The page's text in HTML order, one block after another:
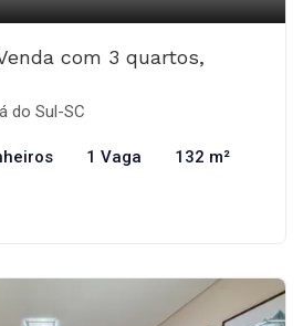
com 3 quartos,
do Sul-SC
1 Vaga 132 m²